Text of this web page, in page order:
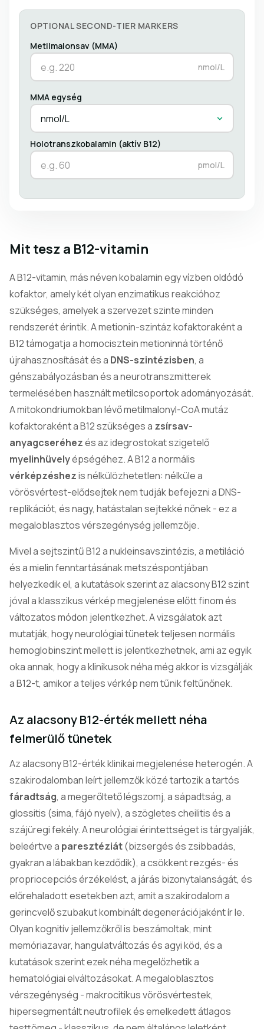
OPTIONAL SECOND-TIER MARKERS
Metilmalonsav (MMA)
nmol/L
MMA egység
nmol/L
Holotranszkobalamin (aktív B12)
pmol/L
Mit tesz a B12-vitamin
A B12-vitamin, más néven kobalamin egy vízben oldódó
kofaktor, amely két olyan enzimatikus reakcióhoz
szükséges, amelyek a szervezet szinte minden
rendszerét érintik. A metionin-szintáz kofaktoraként a
B12 támogatja a homocisztein metioninná történő
újrahasznosítását és a DNS-szintézisben, a
génszabályozásban és a neurotranszmitterek
termelésében használt metilcsoportok adományozását.
A mitokondriumokban lévő metilmalonyl-CoA mutáz
kofaktoraként a B12 szükséges a zsírsav-
anyagcseréhezés az idegrostokat szigetelő
myelinhüvelyépségéhez. A B12 a normális
vérképzéshezis nélkülözhetetlen: nélküle a
vörösvértest-elődsejtek nem tudják befejezni a DNS-
replikációt, és nagy, hatástalan sejtekké nőnek - ez a
megaloblasztos vérszegénység jellemzője.
Mivel a sejtszintű B12 a nukleinsavszintézis, a metiláció
és a mielin fenntartásának metszéspontjában
helyezkedik el, a kutatások szerint az alacsony B12 szint
jóval a klasszikus vérkép megjelenése előtt finom és
változatos módon jelentkezhet. A vizsgálatok azt
mutatják, hogy neurológiai tünetek teljesen normális
hemoglobinszint mellett is jelentkezhetnek, ami az egyik
oka annak, hogy a klinikusok néha még akkor is vizsgálják
a B12-t, amikor a teljes vérkép nem tűnik feltűnőnek.
Az alacsony B12-érték mellett néha
felmerülő tünetek
Az alacsony B12-érték klinikai megjelenése heterogén. A
szakirodalomban leírt jellemzők közé tartozik a tartós
fáradtság, a megerőltető légszomj, a sápadtság, a
glossitis (sima, fájó nyelv), a szögletes cheilitis és a
szájüregi fekély. A neurológiai érintettséget is tárgyalják,
beleértve a paresztéziát(bizsergés és zsibbadás,
gyakran a lábakban kezdődik), a csökkent rezgés- és
propriocepciós érzékelést, a járás bizonytalanságát, és
előrehaladott esetekben azt, amit a szakirodalom a
gerincvelő szubakut kombinált degenerációjaként ír le.
Olyan kognitív jellemzőkről is beszámoltak, mint
memóriazavar, hangulatváltozás és agyi köd, és a
kutatások szerint ezek néha megelőzhetik a
hematológiai elváltozásokat. A megaloblasztos
vérszegénység - makrocitikus vörösvértestek,
hipersegmentált neutrofilek és emelkedett átlagos